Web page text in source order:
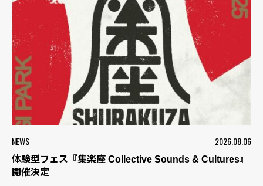
NEWS 2026.08.06
体験型フェス『集楽座 Collective Sounds & Cultures』
開催決定